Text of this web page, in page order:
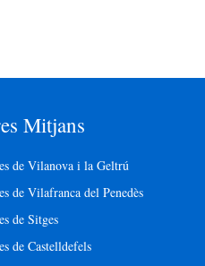
Mitjans
de Vilanova i la Geltrú
de Vilafranca del Penedès
de Sitges
de Castelldefels